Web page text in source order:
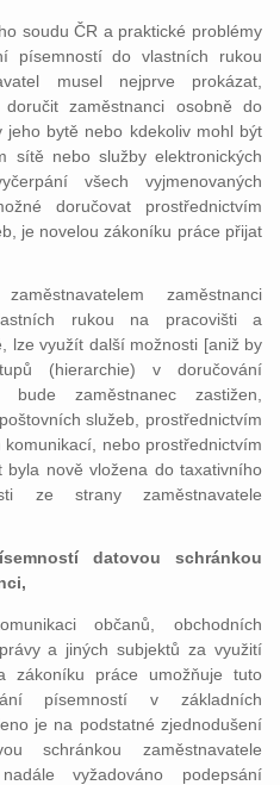
soudu ČR a praktické problémy
písemností do vlastních rukou
musel nejprve prokázat,
zaměstnanci osobně do
bytě nebo kdekoliv mohl být
sítě nebo služby elektronických
všech vyjmenovaných
doručovat prostřednictvím
je novelou zákoníku práce přijat
zaměstnanci
rukou na pracovišti a
lze využít další možnosti [aniž by
(hierarchie) v doručování
zaměstnanec zastižen,
služeb, prostřednictvím
nebo prostřednictvím
nově vložena do taxativního
ze strany zaměstnavatele
datovou schránkou
občanů, obchodních
a jiných subjektů za využití
zákoníku práce umožňuje tuto
písemností v základních
je na podstatné zjednodušení
schránkou zaměstnavatele
vyžadováno podepsání